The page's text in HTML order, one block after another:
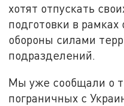
хотят отпускать
подготовки в
обороны силами
подразделений.
Мы уже сообщали о
пограничных с